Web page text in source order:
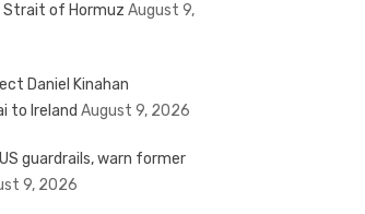
of Hormuz August 9,
Daniel Kinahan
to Ireland August 9, 2026
guardrails, warn former
9, 2026